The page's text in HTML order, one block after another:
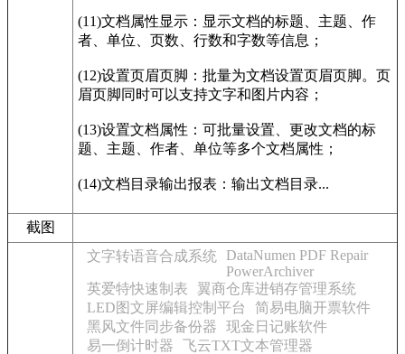
(11)文档属性显示：显示文档的标题、主题、作
者、单位、页数、行数和字数等信息；
(12)设置页眉页脚：批量为文档设置页眉页脚。页
眉页脚同时可以支持文字和图片内容；
(13)设置文档属性：可批量设置、更改文档的标
题、主题、作者、单位等多个文档属性；
(14)文档目录输出报表：输出文档目录...
截图
文字转语音合成系统
DataNumen PDF Repair
PowerArchiver
英爱特快速制表
翼商仓库进销存管理系统
LED图文屏编辑控制平台
简易电脑开票软件
黑风文件同步备份器
现金日记账软件
易一倒计时器
飞云TXT文本管理器